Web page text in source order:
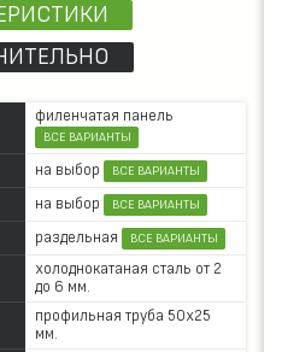
филенчатая панель
ВСЕ ВАРИАНТЫ
на выбор ВСЕ ВАРИАНТЫ
на выбор ВСЕ ВАРИАНТЫ
раздельная ВСЕ ВАРИАНТЫ
холоднокатаная сталь от 2
до 6 мм.
профильная труба 50х25
мм.